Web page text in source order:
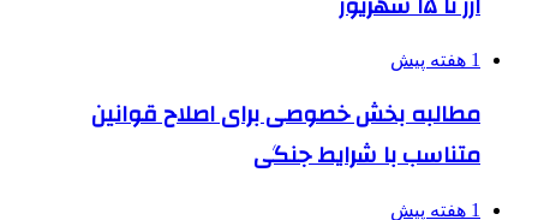
1 هفته پیش
مطالبه بخش خصوصی برای اصلاح قوانین
متناسب با شرایط جنگی
1 هفته پیش